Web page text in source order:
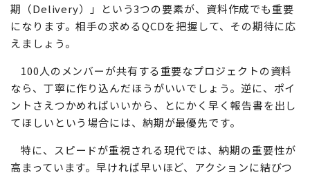
期（Delivery）」という3つの要素が、資料作成でも重要
になります。相手の求めるQCDを把握して、その期待に応
えましょう。
100人のメンバーが共有する重要なプロジェクトの資料
なら、丁寧に作り込んだほうがいいでしょう。逆に、ポイ
ントさえつかめればいいから、とにかく早く報告書を出し
てほしいという場合には、納期が最優先です。
特に、スピードが重視される現代では、納期の重要性が
高まっています。早ければ早いほど、アクションに結びつ